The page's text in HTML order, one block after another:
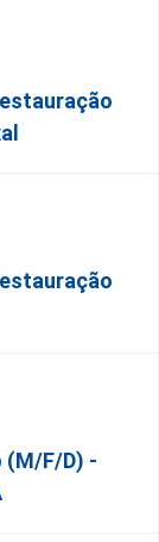
(m/f/d) -